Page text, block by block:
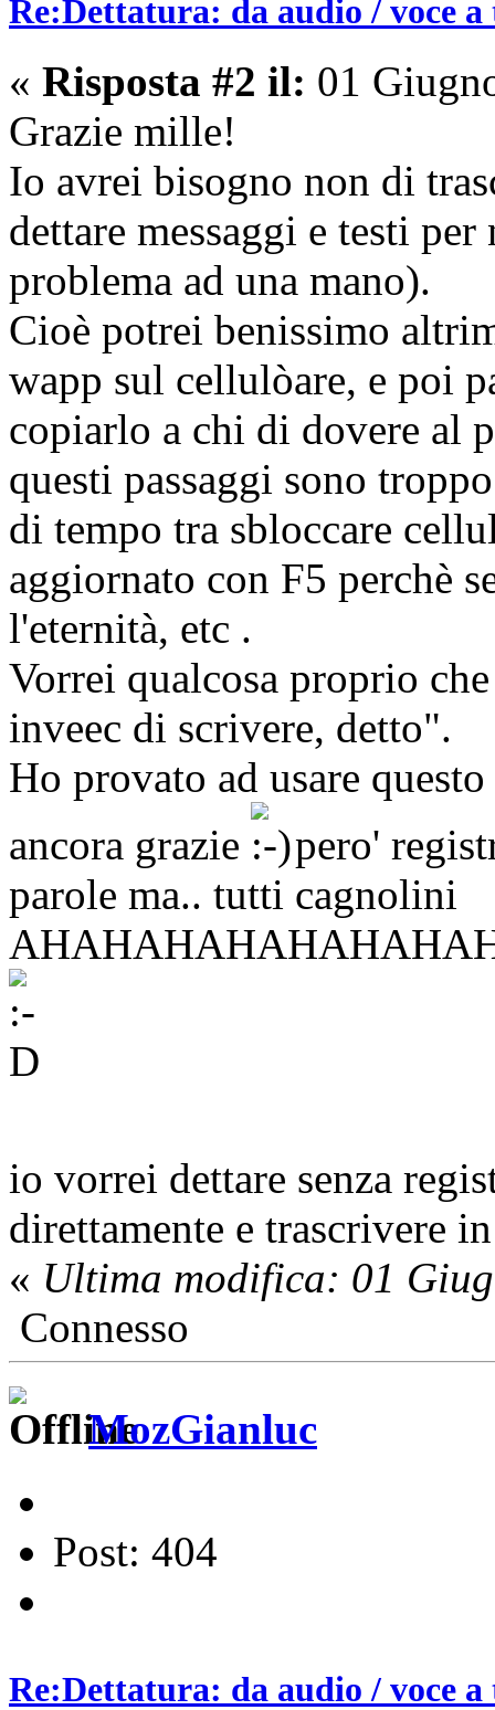
Re:Dettatura: da audio / voce a
« Risposta #2 il: 01
Grazie mille!
Io avrei bisogno non di
dettare messaggi e testi
problema ad una mano).
Cioè potrei benissimo
wapp sul cellulòare, e poi
copiarlo a chi di dovere al
questi passaggi sono
di tempo tra sbloccare
aggiornato con F5 perchè
l'eternità, etc .
Vorrei qualcosa proprio
inveec di scrivere, detto".
Ho provato ad usare
ancora grazie
pero'
parole ma.. tutti cagnolini
io vorrei dettare senza
direttamente e trascrivere
« Ultima modifica: 01
Connesso
MozGianluc
Post: 404
Re:Dettatura: da audio / voce a